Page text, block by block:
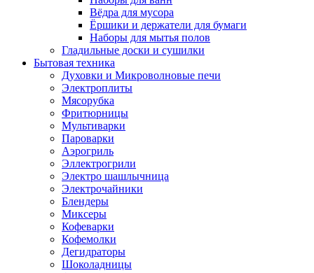
Вёдра для мусора
Ёршики и держатели для бумаги
Наборы для мытья полов
Гладильные доски и сушилки
Бытовая техника
Духовки и Микроволновые печи
Электроплиты
Мясорубка
Фритюрницы
Мультиварки
Пароварки
Аэрогриль
Эллектрогрили
Электро шашлычница
Электрочайники
Блендеры
Миксеры
Кофеварки
Кофемолки
Дегидраторы
Шоколадницы